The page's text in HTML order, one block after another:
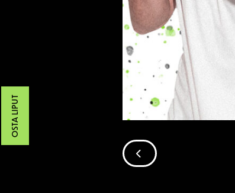
SIIRRY EDELLISEEN
OSTA LIPUT